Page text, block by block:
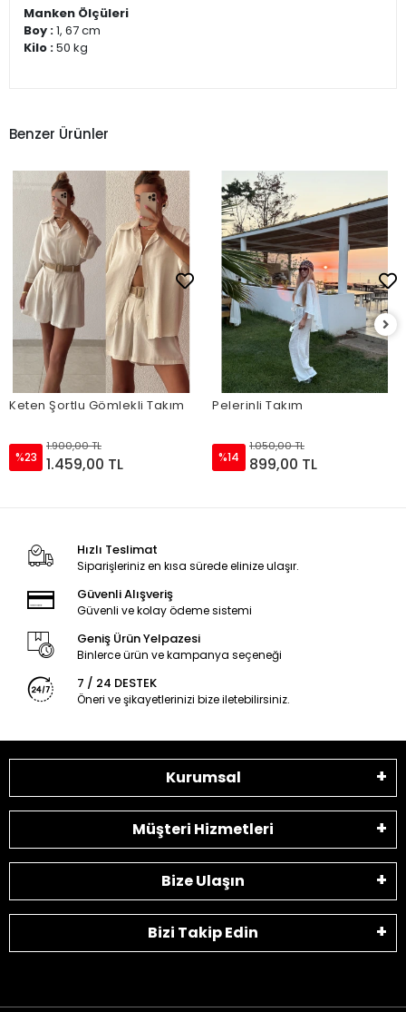
Manken Ölçüleri
Boy :1, 67 cm
Kilo :50 kg
Benzer Ürünler
Keten Şortlu Gömlekli Takım
%23
1.900,00 TL
1.459,00 TL
Pelerinli Takım
%14
1.050,00 TL
899,00 TL
Hızlı Teslimat
Siparişleriniz en kısa sürede elinize ulaşır.
Güvenli Alışveriş
Güvenli ve kolay ödeme sistemi
Geniş Ürün Yelpazesi
Binlerce ürün ve kampanya seçeneği
7 / 24 DESTEK
Öneri ve şikayetlerinizi bize iletebilirsiniz.
Kurumsal
Müşteri Hizmetleri
Bize Ulaşın
Bizi Takip Edin